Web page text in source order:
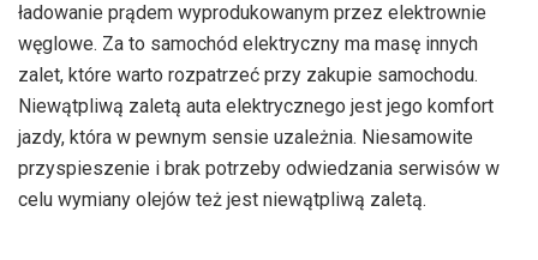
ładowanie prądem wyprodukowanym przez elektrownie
węglowe. Za to samochód elektryczny ma masę innych
zalet, które warto rozpatrzeć przy zakupie samochodu.
Niewątpliwą zaletą auta elektrycznego jest jego komfort
jazdy, która w pewnym sensie uzależnia. Niesamowite
przyspieszenie i brak potrzeby odwiedzania serwisów w
celu wymiany olejów też jest niewątpliwą zaletą.